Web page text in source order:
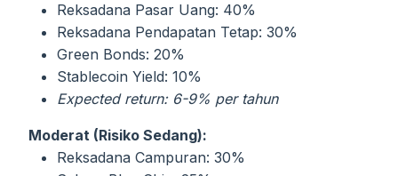
Reksadana Pasar Uang: 40%
Reksadana Pendapatan Tetap: 30%
Green Bonds: 20%
Stablecoin Yield: 10%
Expected return: 6-9% per tahun
Moderat (Risiko Sedang):
Reksadana Campuran: 30%